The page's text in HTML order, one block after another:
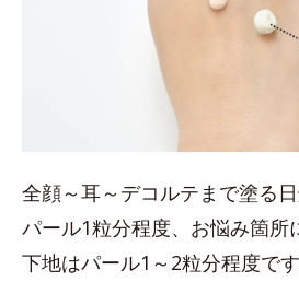
全顔～耳～デコルテまで塗る
パール1粒分程度、お悩み箇所
下地はパール1～2粒分程度です